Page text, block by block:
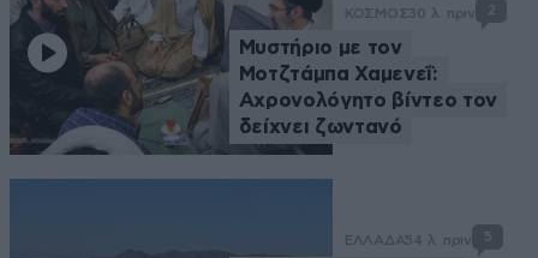
ΚΟΣΜΟΣ30 λ. πριν 2
Μυστήριο με τον
Μοτζτάμπα Χαμενεΐ:
Αχρονολόγητο βίντεο τον
δείχνει ζωντανό
ΕΛΛΑΔΑ54 λ. πριν 5